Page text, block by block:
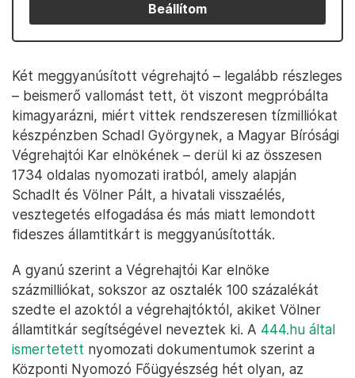
Beállítom
Két meggyanúsított végrehajtó – legalább részleges
– beismerő vallomást tett, öt viszont megpróbálta
kimagyarázni, miért vittek rendszeresen tízmilliókat
készpénzben Schadl Györgynek, a Magyar Bírósági
Végrehajtói Kar elnökének – derül ki az összesen
1734 oldalas nyomozati iratból, amely alapján
Schadlt és Völner Pált, a hivatali visszaélés,
vesztegetés elfogadása és más miatt lemondott
fideszes államtitkárt is meggyanúsították.
A gyanú szerint a Végrehajtói Kar elnöke
százmilliókat, sokszor az osztalék 100 százalékát
szedte el azoktól a végrehajtóktól, akiket Völner
államtitkár segítségével neveztek ki. A 444.hu által
ismertetett nyomozati dokumentumok szerint a
Központi Nyomozó Főügyészség hét olyan, az